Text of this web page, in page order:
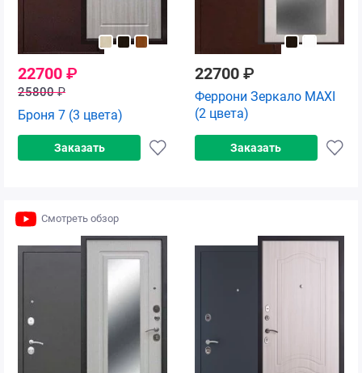
22700 ₽
25800₽
Броня 7 (3 цвета)
Заказать
22700 ₽
Феррони Зеркало MAXI
(2 цвета)
Заказать
Смотреть обзор